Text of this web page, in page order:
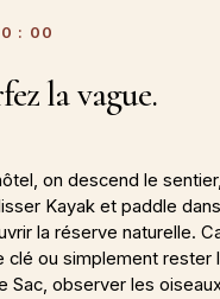
: 00
la vague.
on descend le
Kayak et paddle
la réserve naturelle.
clé ou simplement rester
Sac, observer les